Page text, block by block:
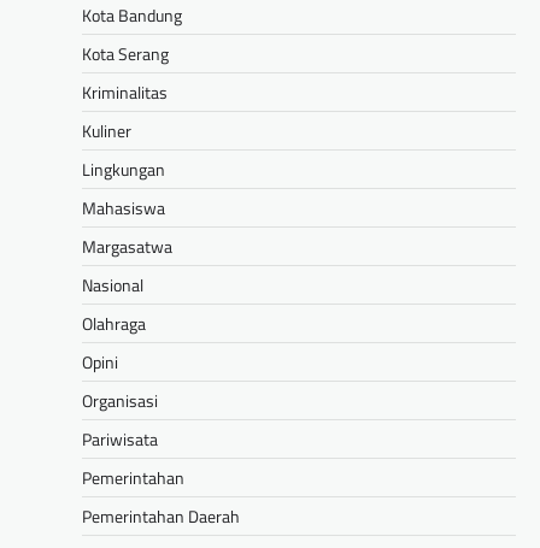
Kota Bandung
Kota Serang
Kriminalitas
Kuliner
Lingkungan
Mahasiswa
Margasatwa
Nasional
Olahraga
Opini
Organisasi
Pariwisata
Pemerintahan
Pemerintahan Daerah